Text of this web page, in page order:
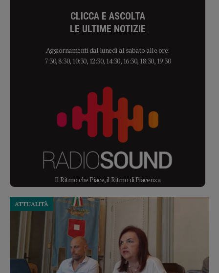
CLICCA E ASCOLTA
LE ULTIME NOTIZIE
Aggiornamenti dal lunedì al sabato alle ore:
7:30, 8:30, 10:30, 12:30, 14:30, 16:30, 18:30, 19:30
Il Ritmo che Piace, il Ritmo di Piacenza
ATTUALITÀ